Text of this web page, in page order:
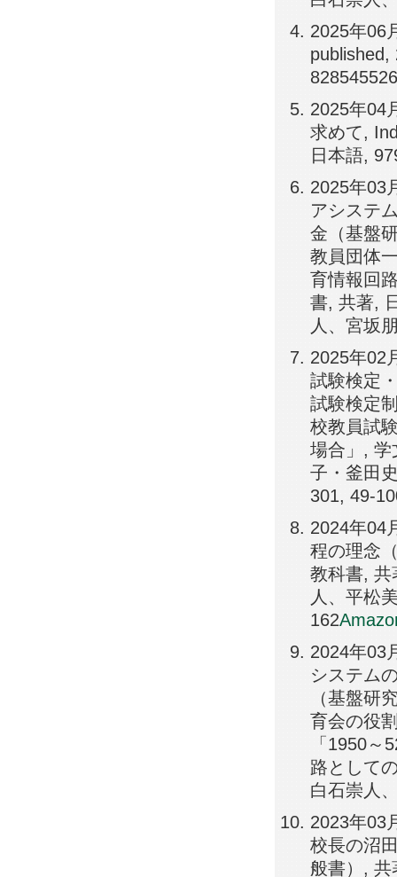
2025年06
2025年04
求めて,
日本語,
2025年03
アシステ
金（基盤
教員団体
育情報回
書, 共著,
人、宮坂
2025年02
試験検定
試験検定
校教員試
場合」, 学
子・釜田
301, 49-
2024年04
程の理念
教科書, 共
人、平松
162
2024年03
システム
（基盤研
育会の役
「1950
路として
白石崇人
2023年03
校長の沼
般書）,